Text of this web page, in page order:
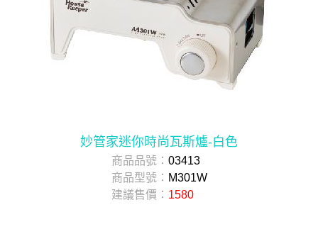
妙管家迷你時尚瓦斯爐-白色
商品品號： 03413
商品型號： M301W
建議售價： 1580